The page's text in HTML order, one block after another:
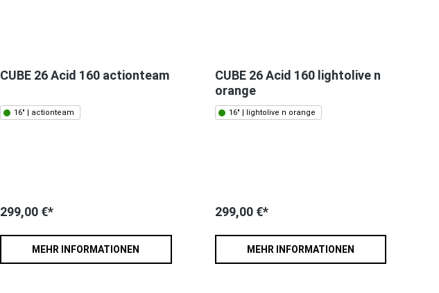
CUBE 26 Acid 160 actionteam
16" | actionteam
299,00 €*
MEHR INFORMATIONEN
CUBE 26 Acid 160 lightolive n
orange
16" | lightolive n orange
299,00 €*
MEHR INFORMATIONEN